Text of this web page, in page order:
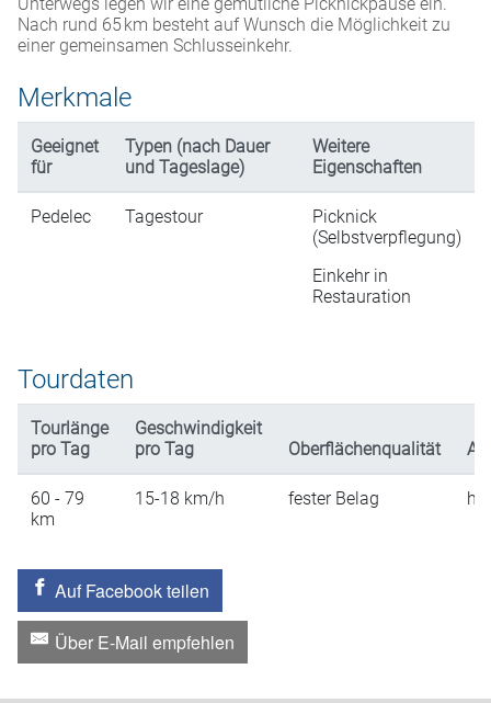
Nach rund 65 km besteht auf Wunsch die Möglichkeit zu
einer gemeinsamen Schlusseinkehr.
Merkmale
Geeignet
für
Typen (nach Dauer
und Tageslage)
Weitere
Eigenschaften
Pedelec Tagestour
Picknick
(Selbstverpflegung)
Einkehr in
Restauration
Tourdaten
Tourlänge
pro Tag
Geschwindigkeit
pro Tag
Oberflächenqualität
60 - 79
km
15-18 km/h fester Belag
Auf Facebook teilen
Über E-Mail empfehlen